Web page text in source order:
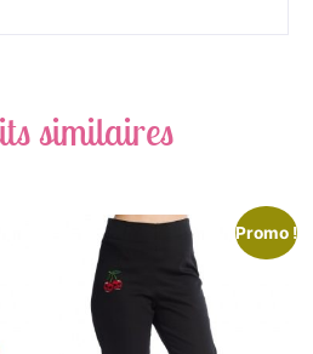
similaires
Promo !